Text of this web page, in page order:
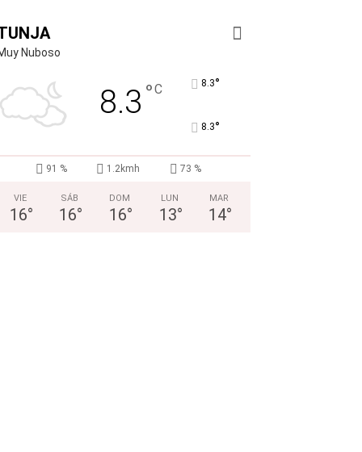
Nuboso
8.3 °C 8.3°
8.3°
91 % 1.2kmh 73 %
VIE
16°
SÁB
16°
DOM
16°
LUN
13°
MAR
14°